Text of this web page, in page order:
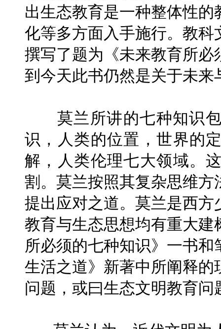
出生态教育是一种整体性
化等多方面入手施行。教科
撰写了题为《未来教育所
到今天此书仍然是关于未
莫兰所讲的七种知识
识，人类的位置，世界的
解，人类伦理七大领域。
割。莫兰按照其复杂思维
提出应对之道。莫兰是西
教育与生态思想均有重大
所必须的七种知识》一书
生活之道》新著中所阐释
问题，或曰生态文明教育问